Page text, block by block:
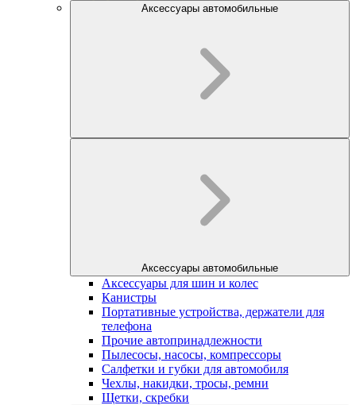
Аксессуары автомобильные
Аксессуары автомобильные
Аксессуары для шин и колес
Канистры
Портативные устройства, держатели для
телефона
Прочие автопринадлежности
Пылесосы, насосы, компрессоры
Салфетки и губки для автомобиля
Чехлы, накидки, тросы, ремни
Щетки, скребки